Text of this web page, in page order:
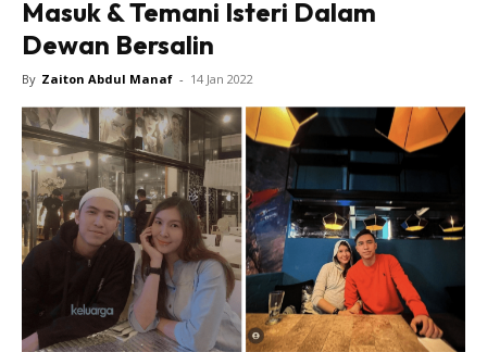
Masuk & Temani Isteri Dalam
Dewan Bersalin
By Zaiton Abdul Manaf - 14 Jan 2022